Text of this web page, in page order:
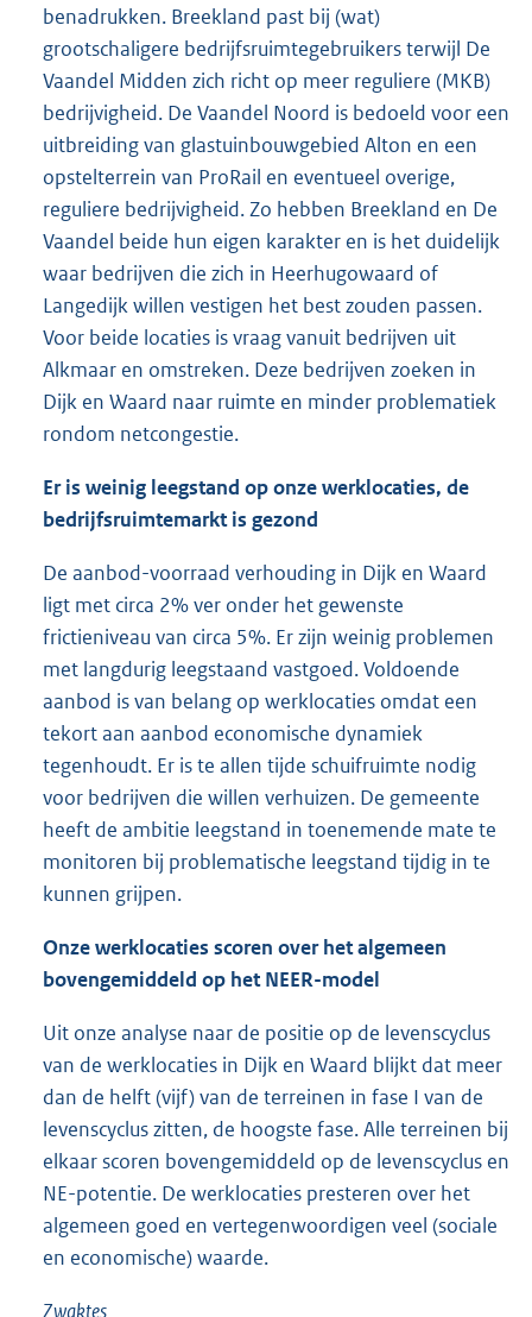
benadrukken. Breekland past bij (wat)
grootschaligere bedrijfsruimtegebruikers terwijl De
Vaandel Midden zich richt op meer reguliere (MKB)
bedrijvigheid. De Vaandel Noord is bedoeld voor een
uitbreiding van glastuinbouwgebied Alton en een
opstelterrein van ProRail en eventueel overige,
reguliere bedrijvigheid. Zo hebben Breekland en De
Vaandel beide hun eigen karakter en is het duidelijk
waar bedrijven die zich in Heerhugowaard of
Langedijk willen vestigen het best zouden passen.
Voor beide locaties is vraag vanuit bedrijven uit
Alkmaar en omstreken. Deze bedrijven zoeken in
Dijk en Waard naar ruimte en minder problematiek
rondom netcongestie.
Er is weinig leegstand op onze werklocaties, de
bedrijfsruimtemarkt is gezond
De aanbod-voorraad verhouding in Dijk en Waard
ligt met circa 2% ver onder het gewenste
frictieniveau van circa 5%. Er zijn weinig problemen
met langdurig leegstaand vastgoed. Voldoende
aanbod is van belang op werklocaties omdat een
tekort aan aanbod economische dynamiek
tegenhoudt. Er is te allen tijde schuifruimte nodig
voor bedrijven die willen verhuizen. De gemeente
heeft de ambitie leegstand in toenemende mate te
monitoren bij problematische leegstand tijdig in te
kunnen grijpen.
Onze werklocaties scoren over het algemeen
bovengemiddeld op het NEER-model
Uit onze analyse naar de positie op de levenscyclus
van de werklocaties in Dijk en Waard blijkt dat meer
dan de helft (vijf) van de terreinen in fase I van de
levenscyclus zitten, de hoogste fase. Alle terreinen bij
elkaar scoren bovengemiddeld op de levenscyclus en
NE-potentie. De werklocaties presteren over het
algemeen goed en vertegenwoordigen veel (sociale
en economische) waarde.
Zwaktes